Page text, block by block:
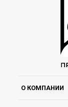
О КОМПАНИИ